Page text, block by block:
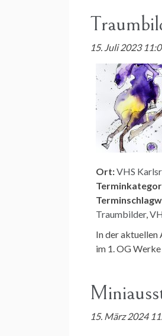
15. Juli 2023
Ort:VHS
Traumbilder,
In der aktuellen
im 1. OG
15. März 2024